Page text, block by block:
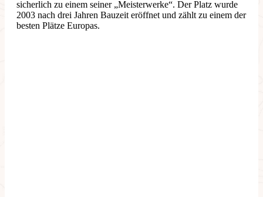
sicherlich zu einem seiner „Meisterwerke“. Der Platz wurde
2003 nach drei Jahren Bauzeit eröffnet und zählt zu einem der
besten Plätze Europas.